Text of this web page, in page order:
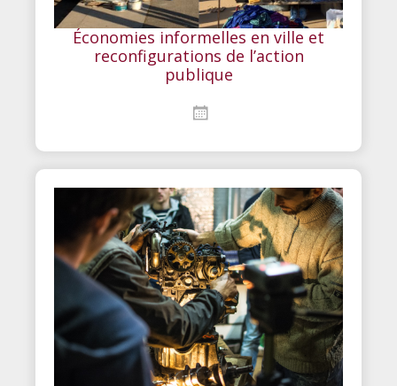
Économies informelles en ville et
reconfigurations de l’action
publique